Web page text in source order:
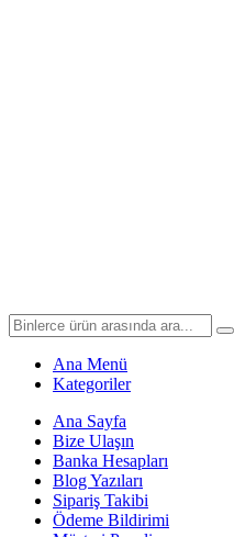
Ana Menü
Kategoriler
Ana Sayfa
Bize Ulaşın
Banka Hesapları
Blog Yazıları
Sipariş Takibi
Ödeme Bildirimi